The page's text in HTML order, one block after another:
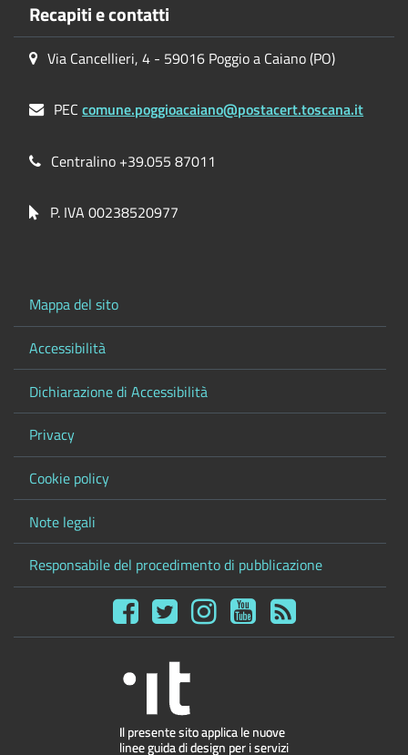
Recapiti e contatti
Via Cancellieri, 4 - 59016 Poggio a Caiano (PO)
PECcomune.poggioacaiano@postacert.toscana.it
Centralino +39.055 87011
P. IVA 00238520977
Mappa del sito
Accessibilità
Dichiarazione di Accessibilità
Privacy
Cookie policy
Note legali
Responsabile del procedimento di pubblicazione